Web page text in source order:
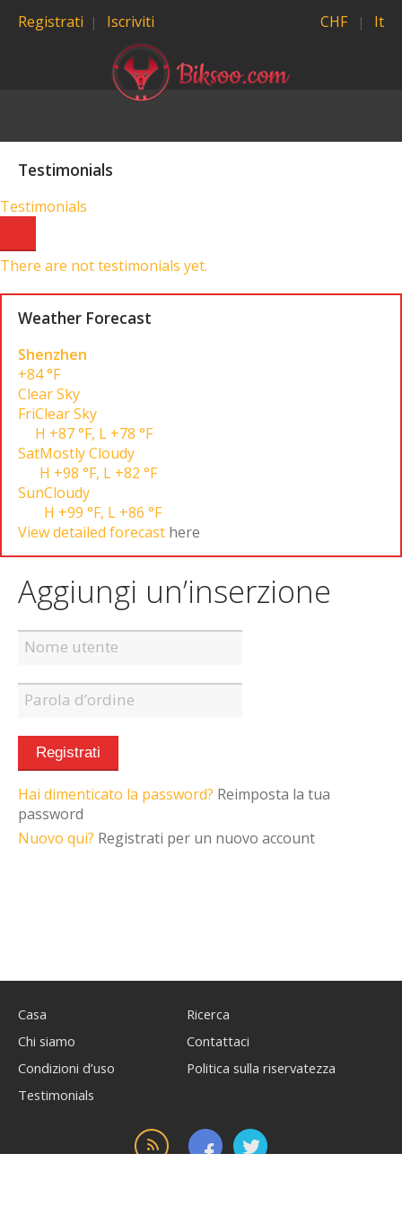
CHF
Registrati Iscriviti It
Testimonials
Testimonials
There are not testimonials yet.
Weather Forecast
Shenzhen
+84 °F
Clear Sky
FriClear Sky
H +87 °F, L +78 °F
SatMostly Cloudy
H +98 °F, L +82 °F
SunCloudy
H +99 °F, L +86 °F
View detailed forecast here
Aggiungi un’inserzione
Hai dimenticato la password? Reimposta la tua
password
Nuovo qui? Registrati per un nuovo account
Casa
Ricerca
Chi siamo
Contattaci
Condizioni d’uso
Politica sulla riservatezza
Testimonials